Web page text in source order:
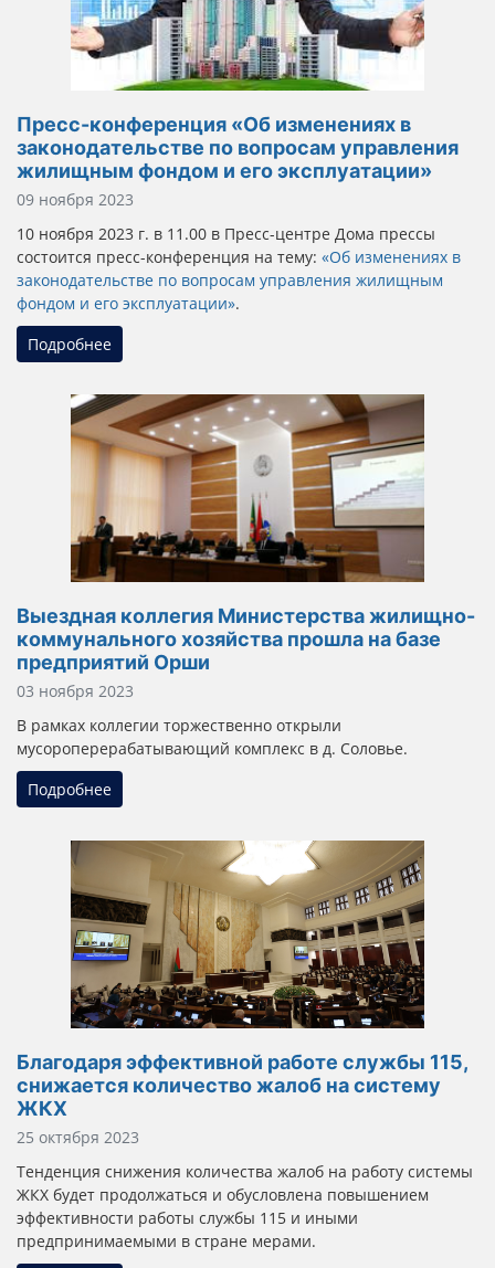
Пресс-конференция «Об изменениях в
законодательстве по вопросам управления
жилищным фондом и его эксплуатации»
Информация о материале
09 ноября 2023
10 ноября 2023 г. в 11.00 в Пресс-центре Дома прессы
состоится пресс-конференция на тему: «Об изменениях в
законодательстве по вопросам управления жилищным
фондом и его эксплуатации».
Подробнее
Выездная коллегия Министерства жилищно-
коммунального хозяйства прошла на базе
предприятий Орши
Информация о материале
03 ноября 2023
В рамках коллегии торжественно открыли
мусороперерабатывающий комплекс в д. Соловье.
Подробнее
Благодаря эффективной работе службы 115,
снижается количество жалоб на систему
ЖКХ
Информация о материале
25 октября 2023
Тенденция снижения количества жалоб на работу системы
ЖКХ будет продолжаться и обусловлена повышением
эффективности работы службы 115 и иными
предпринимаемыми в стране мерами.